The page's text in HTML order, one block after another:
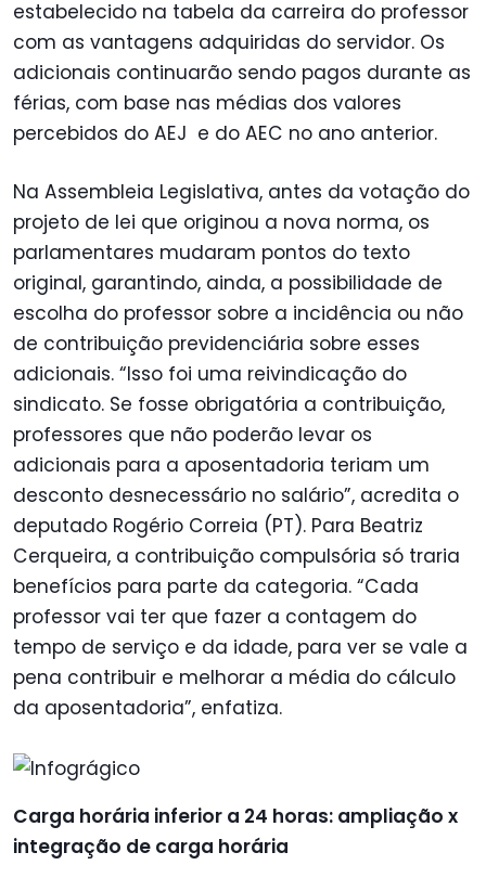
estabelecido na tabela da carreira do professor
com as vantagens adquiridas do servidor. Os
adicionais continuarão sendo pagos durante as
férias, com base nas médias dos valores
percebidos do AEJ e do AEC no ano anterior.
Na Assembleia Legislativa, antes da votação do
projeto de lei que originou a nova norma, os
parlamentares mudaram pontos do texto
original, garantindo, ainda, a possibilidade de
escolha do professor sobre a incidência ou não
de contribuição previdenciária sobre esses
adicionais. “Isso foi uma reivindicação do
sindicato. Se fosse obrigatória a contribuição,
professores que não poderão levar os
adicionais para a aposentadoria teriam um
desconto desnecessário no salário”, acredita o
deputado Rogério Correia (PT). Para Beatriz
Cerqueira, a contribuição compulsória só traria
benefícios para parte da categoria. “Cada
professor vai ter que fazer a contagem do
tempo de serviço e da idade, para ver se vale a
pena contribuir e melhorar a média do cálculo
da aposentadoria”, enfatiza.
Carga horária inferior a 24 horas: ampliação x
integração de carga horária